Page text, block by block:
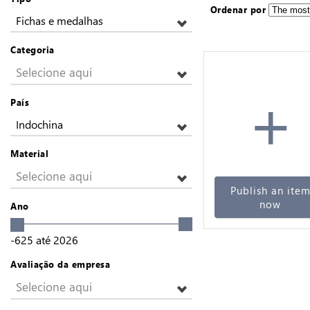
Fichas e medalhas
Categoria
Selecione aqui
País
Indochina
Material
Selecione aqui
Ano
-625 até 2026
Avaliação da empresa
Selecione aqui
Ordenar por
+
Publish an item
now